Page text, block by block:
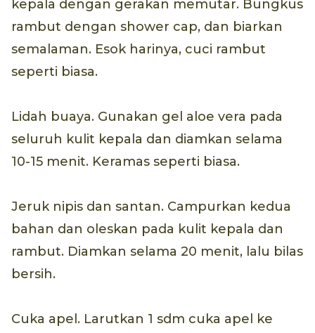
kepala dengan gerakan memutar. Bungkus
rambut dengan shower cap, dan biarkan
semalaman. Esok harinya, cuci rambut
seperti biasa.
Lidah buaya. Gunakan gel aloe vera pada
seluruh kulit kepala dan diamkan selama
10-15 menit. Keramas seperti biasa.
Jeruk nipis dan santan. Campurkan kedua
bahan dan oleskan pada kulit kepala dan
rambut. Diamkan selama 20 menit, lalu bilas
bersih.
Cuka apel. Larutkan 1 sdm cuka apel ke